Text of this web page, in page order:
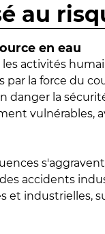
au
en eau
activités
la force du
danger la
vulnérables,
accidents
et industrielles,